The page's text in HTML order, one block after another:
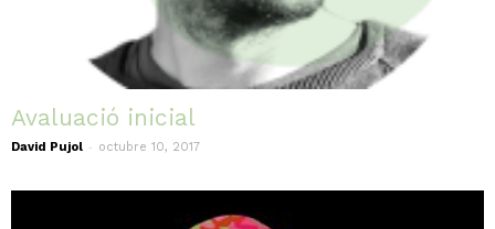
Avaluació inicial
David Pujol - octubre 10, 2017